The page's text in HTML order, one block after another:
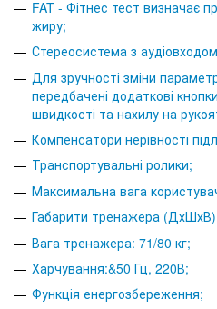
FAT - Фітнес тест визначає
жиру;
Стереосистема з
Для зручності зміни
передбачені додаткові
швидкості та нахилу на
Компенсатори нерівності
Транспортувальні ролики;
Максимальна вага
Габарити тренажера
Вага тренажера: 71/80 кг;
Харчування:&50 Гц, 220В;
Функція енергозбереження;